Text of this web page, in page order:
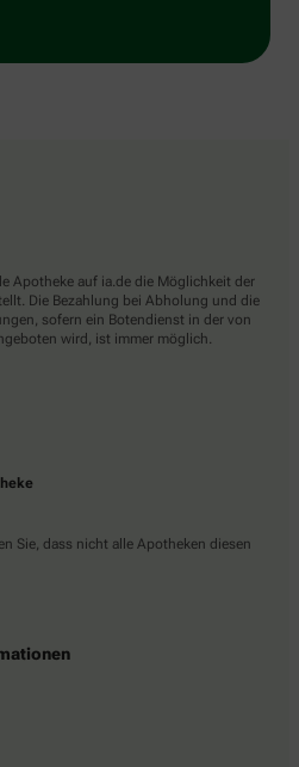
Apotheke auf ia.de die Möglichkeit der
Die Bezahlung bei Abholung und die
sofern ein Botendienst in der von
wird, ist immer möglich.
Sie, dass nicht alle Apotheken diesen